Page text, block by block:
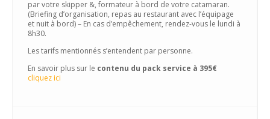
par votre skipper &, formateur à bord de votre catamaran.
(Briefing d’organisation, repas au restaurant avec l’équipage
et nuit à bord) – En cas d’empêchement, rendez-vous le lundi à
8h30.
Les tarifs mentionnés s’entendent par personne.
En savoir plus sur le contenu du pack service à 395€
cliquez ici